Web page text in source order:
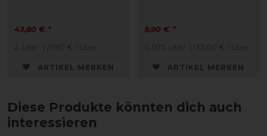
43,80 € *
2 Liter | 21,90 € / Liter
ARTIKEL MERKEN
9,90 € *
0.075 Liter | 132,00 € / Liter
ARTIKEL MERKEN
Diese Produkte könnten dich auch
interessieren